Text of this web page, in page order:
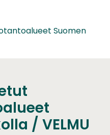
Suomen
/ VELMU